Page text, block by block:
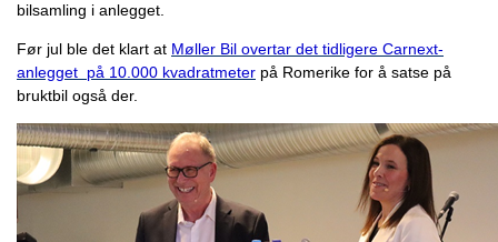
bilsamling i anlegget.
Før jul ble det klart at Møller Bil overtar det tidligere Carnext-
anlegget på 10.000 kvadratmeter på Romerike for å satse på
bruktbil også der.